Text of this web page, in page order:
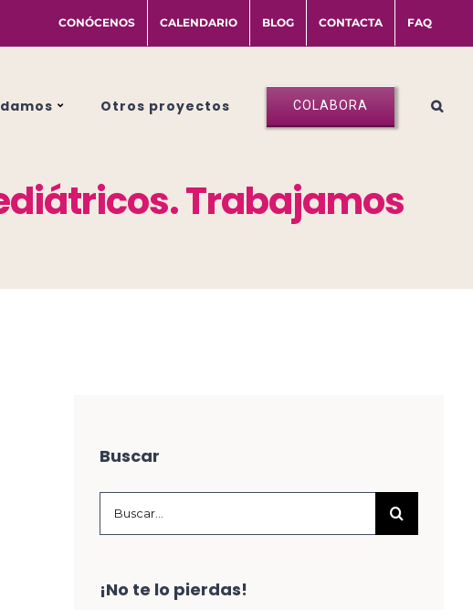
CONÓCENOS CALENDARIO BLOG CONTACTA FAQ
Otros proyectos COLABORA
Trabajamos
Buscar
Buscar:
¡No te lo pierdas!